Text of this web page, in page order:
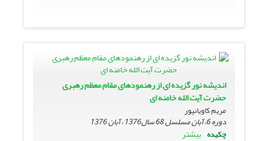
اندیشه نور گزیده اى از رهنمودهاى مقام معظم رهبرى
حضرت آیت الله خامنه اى
مریم کاویانپور
دوره 6، آبان مسلسل 68 سال1376 ، آبان 1376
چکیده بیشتر